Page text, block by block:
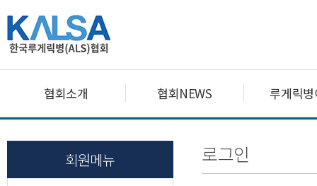
협회소개 협회NEWS 루게릭
회원메뉴 로그인